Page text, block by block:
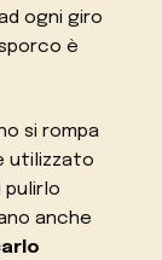
ogni giro
è
si rompa
utilizzato
pulirlo
anche